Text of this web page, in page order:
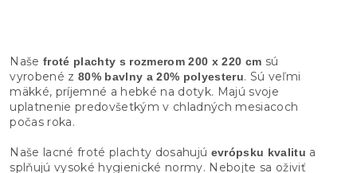
Naše froté plachty s rozmerom 200 x 220 cm sú
vyrobené z 80% bavlny a 20% polyesteru. Sú veľmi
mäkké, príjemné a hebké na dotyk. Majú svoje
uplatnenie predovšetkým v chladných mesiacoch
počas roka.
Naše lacné froté plachty dosahujú evrópsku kvalitu a
splňujú vysoké hygienické normy. Nebojte sa oživiť